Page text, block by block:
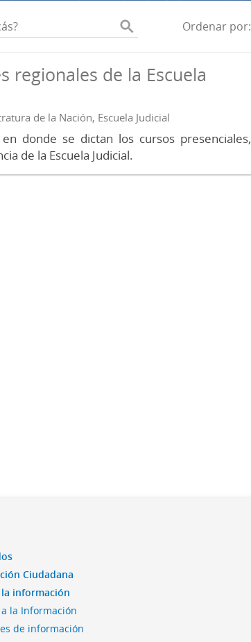
Ordenar por
regionales de la Escuela
de la Nación, Escuela Judicial
donde se dictan los cursos presenciales,
de la Escuela Judicial.
Ciudadana
la información
la Información
de información